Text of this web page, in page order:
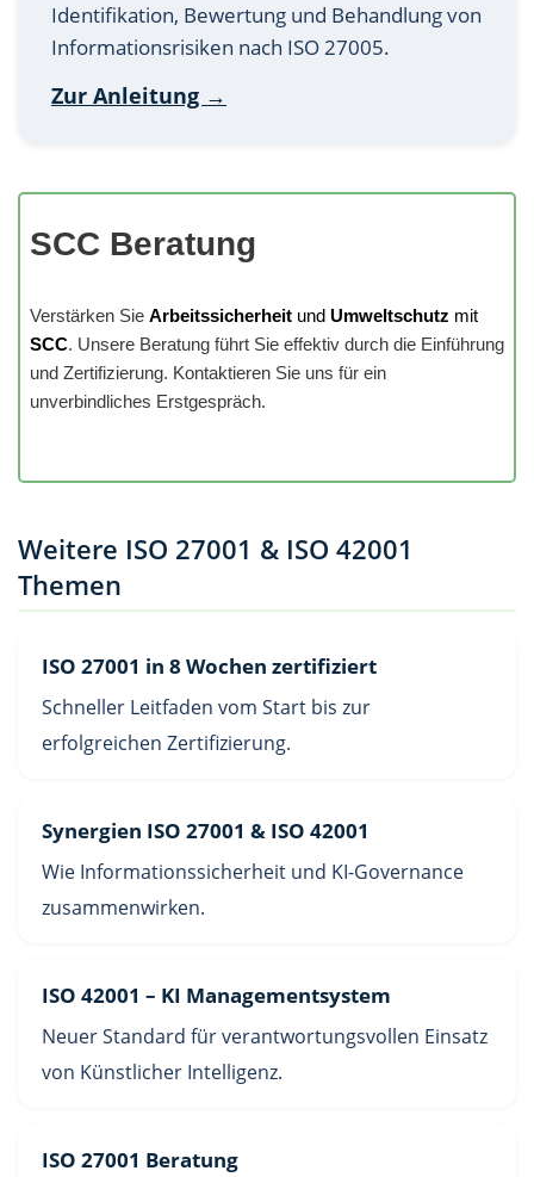
Identifikation, Bewertung und Behandlung von
Informationsrisiken nach ISO 27005.
Zur Anleitung →
SCC Beratung
Verstärken Sie Arbeitssicherheit und Umweltschutz mit
SCC. Unsere Beratung führt Sie effektiv durch die Einführung
und Zertifizierung. Kontaktieren Sie uns für ein
unverbindliches Erstgespräch.
Weitere ISO 27001 & ISO 42001
Themen
ISO 27001 in 8 Wochen zertifiziert
Schneller Leitfaden vom Start bis zur
erfolgreichen Zertifizierung.
Synergien ISO 27001 & ISO 42001
Wie Informationssicherheit und KI-Governance
zusammenwirken.
ISO 42001 – KI Managementsystem
Neuer Standard für verantwortungsvollen Einsatz
von Künstlicher Intelligenz.
ISO 27001 Beratung